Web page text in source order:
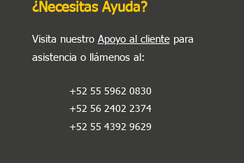
¿Necesitas Ayuda?
Visita nuestro Apoyo al clientepara
asistencia o llámenos al :
+52 55 5962 0830
+52 56 2402 2374
+52 55 4392 9629